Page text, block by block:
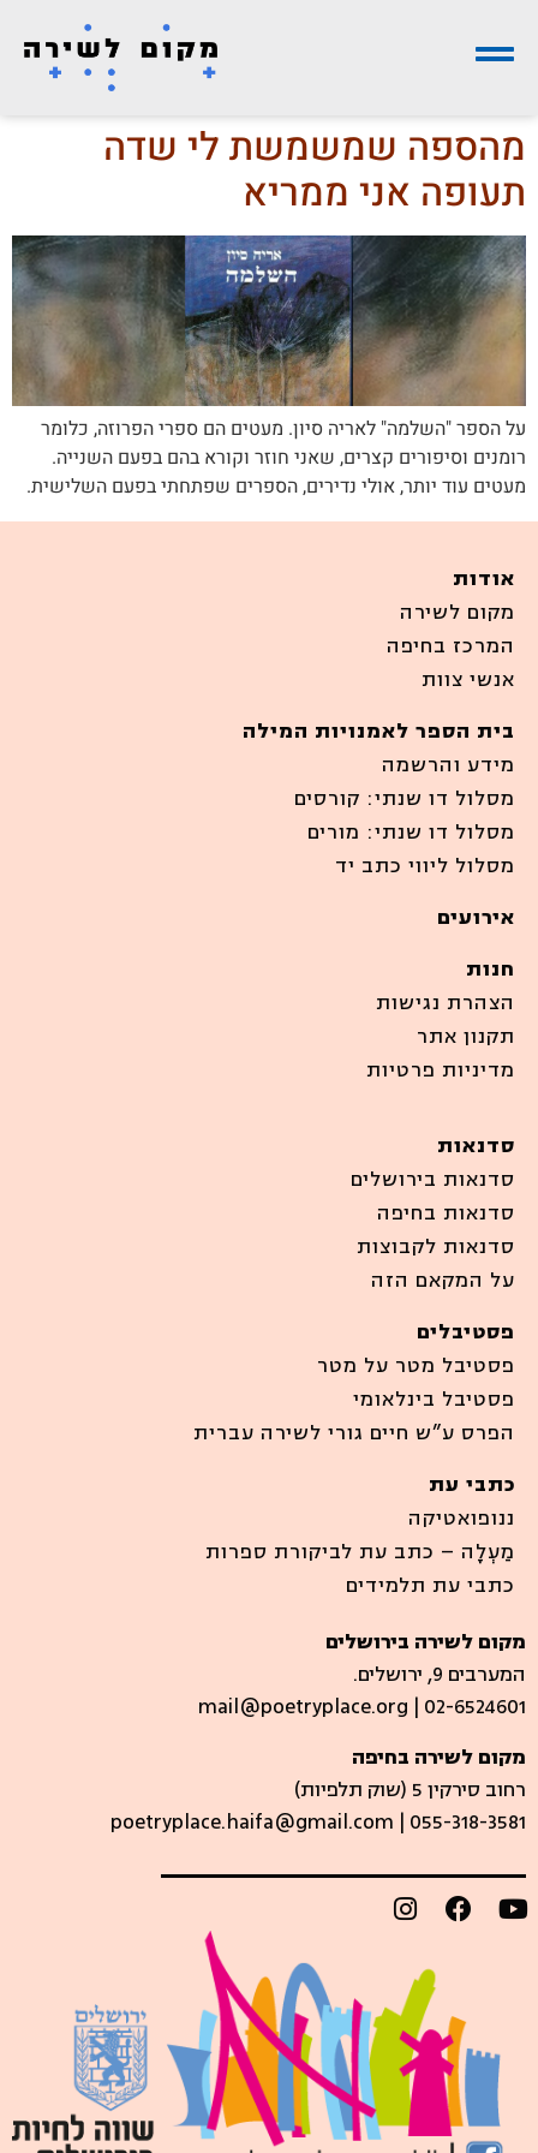
מהספה שמשמשת לי שדה
תעופה אני ממריא
על הספר "השלמה" לאריה סיון. מעטים הם ספרי הפרוזה, כלומר
רומנים וסיפורים קצרים, שאני חוזר וקורא בהם בפעם השנייה.
מעטים עוד יותר, אולי נדירים, הספרים שפתחתי בפעם השלישית.
אודות
מקום לשירה
המרכז בחיפה
אנשי צוות
בית הספר לאמנויות המילה
מידע והרשמה
מסלול דו שנתי: קורסים
מסלול דו שנתי: מורים
מסלול ליווי כתב יד
אירועים
חנות
הצהרת נגישות
תקנון אתר
מדיניות פרטיות
סדנאות
סדנאות בירושלים
סדנאות בחיפה
סדנאות לקבוצות
על המקאם הזה
פסטיבלים
פסטיבל מטר על מטר
פסטיבל בינלאומי
הפרס ע”ש חיים גורי לשירה עברית
כתבי עת
ננופואטיקה
מַעְלָה – כתב עת לביקורת ספרות
כתבי עת תלמידים
מקום לשירה בירושלים
המערבים 9, ירושלים.
mail@poetryplace.org | 02-6524601
מקום לשירה בחיפה
רחוב סירקין 5 (שוק תלפיות)​
poetryplace.haifa@gmail.com | ​055-318-3581